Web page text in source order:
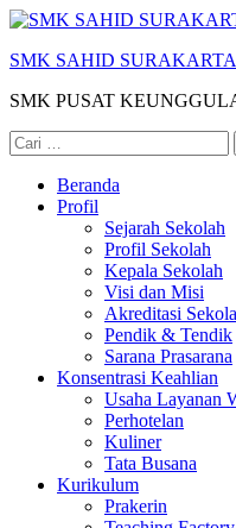
Lompat
konten
Enter)
SMK SAHID SURAKARTA
SMK PUSAT
Cari
untuk:
Beranda
Profil
Sejarah Sekolah
Profil Sekolah
Kepala Sekolah
Visi dan Misi
Akreditasi
Pendik & Tendik
Sarana Prasarana
Konsentrasi Keahlian
Usaha Layanan
Perhotelan
Kuliner
Tata Busana
Kurikulum
Prakerin